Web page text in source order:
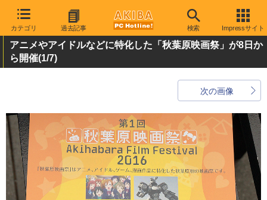
カテゴリ 過去記事 検索 Impressサイト
アニメやアイドルなどに特化した「秋葉原映画祭」が8日か
ら開催(1/7)
次の画像